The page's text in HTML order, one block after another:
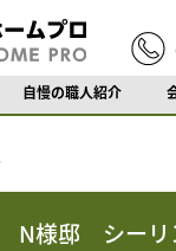
自慢の職人紹介
N様邸 シーリ